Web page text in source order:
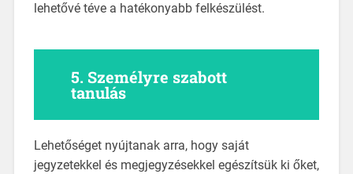
lehetővé téve a hatékonyabb felkészülést.
5. Személyre szabott
tanulás
Lehetőséget nyújtanak arra, hogy saját
jegyzetekkel és megjegyzésekkel egészítsük ki őket,